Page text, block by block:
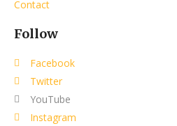
Contact
Follow
Facebook
Twitter
YouTube
Instagram